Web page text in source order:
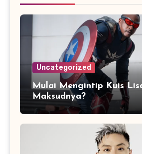
Uncategorized
Mulai Mengintip Kuis
Maksudnya?